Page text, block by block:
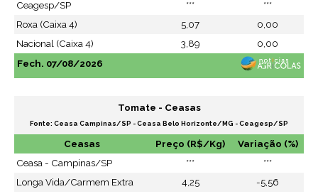
Ceagesp/SP
***
***
Roxa (Caixa 4)
5,07
0,00
Nacional (Caixa 4)
3,89
0,00
Fech. 07/08/2026
Tomate - Ceasas
Fonte: Ceasa Campinas/SP - Ceasa Belo Horizonte/MG - Ceagesp/SP
Ceasas Preço (R$/Kg)
Variação (%)
Ceasa - Campinas/SP
***
***
Longa Vida/Carmem Extra
4,25
-5,56